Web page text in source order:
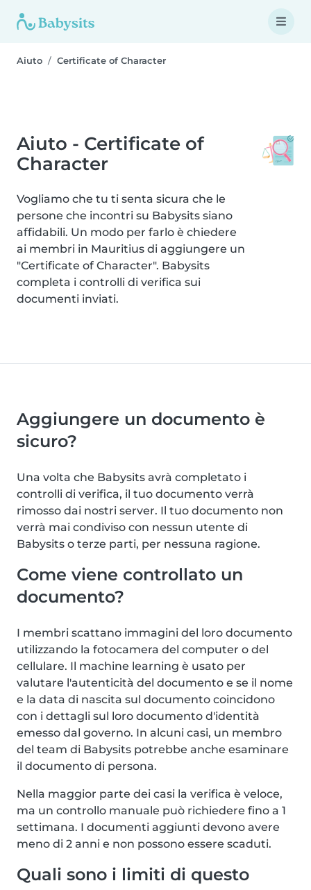
Aiuto Certificate of Character
Aiuto - Certificate of
Character
Vogliamo che tu ti senta sicura che le
persone che incontri su Babysits siano
affidabili. Un modo per farlo è chiedere
ai membri in Mauritius di aggiungere un
"Certificate of Character". Babysits
completa i controlli di verifica sui
documenti inviati.
Aggiungere un documento è
sicuro?
Una volta che Babysits avrà completato i
controlli di verifica, il tuo documento verrà
rimosso dai nostri server. Il tuo documento non
verrà mai condiviso con nessun utente di
Babysits o terze parti, per nessuna ragione.
Come viene controllato un
documento?
I membri scattano immagini del loro documento
utilizzando la fotocamera del computer o del
cellulare. Il machine learning è usato per
valutare l'autenticità del documento e se il nome
e la data di nascita sul documento coincidono
con i dettagli sul loro documento d'identità
emesso dal governo. In alcuni casi, un membro
del team di Babysits potrebbe anche esaminare
il documento di persona.
Nella maggior parte dei casi la verifica è veloce,
ma un controllo manuale può richiedere fino a 1
settimana. I documenti aggiunti devono avere
meno di 2 anni e non possono essere scaduti.
Quali sono i limiti di questo